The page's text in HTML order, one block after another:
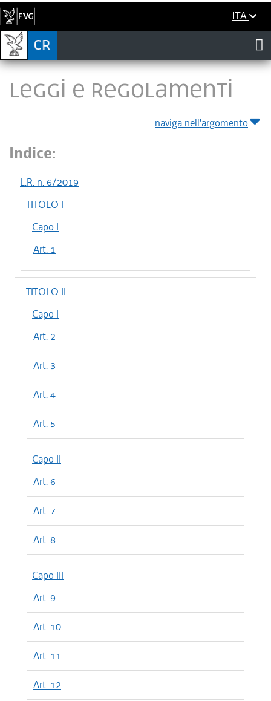
ITA
LEGGI E REGOLAMENTI
naviga nell'argomento
Indice:
L.R. n. 6/2019
TITOLO I
Capo I
Art. 1
TITOLO II
Capo I
Art. 2
Art. 3
Art. 4
Art. 5
Capo II
Art. 6
Art. 7
Art. 8
Capo III
Art. 9
Art. 10
Art. 11
Art. 12